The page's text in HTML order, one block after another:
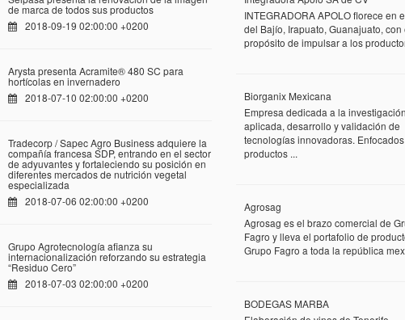
de marca de todos sus productos
2018-09-19 02:00:00 +0200
Arysta presenta Acramite® 480 SC para
hortícolas en invernadero
2018-07-10 02:00:00 +0200
Tradecorp / Sapec Agro Business adquiere la
compañía francesa SDP, entrando en el sector
de adyuvantes y fortaleciendo su posición en
diferentes mercados de nutrición vegetal
especializada
2018-07-06 02:00:00 +0200
Grupo Agrotecnología afianza su
internacionalización reforzando su estrategia
“Residuo Cero”
2018-07-03 02:00:00 +0200
INTEGRADORA APOLO florece en
del Bajío, Irapuato, Guanajuato, con
propósito de impulsar a los
Biorganix Mexicana
Empresa dedicada a la investigación
aplicada, desarrollo y validación de
tecnologías innovadoras.
productos ...
Agrosag
Agrosag es el brazo comercial de
Fagro y lleva el portafolio de
Grupo Fagro a toda la república
BODEGAS MARBA